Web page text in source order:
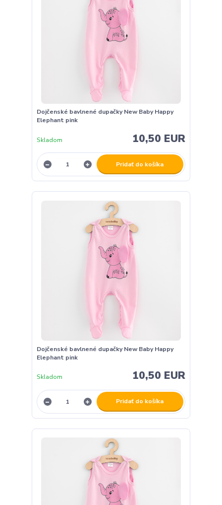
Dojčenské bavlnené dupačky New Baby Happy
Elephant pink
10,50 EUR
Skladom
Pridať do košíka
Dojčenské bavlnené dupačky New Baby Happy
Elephant pink
10,50 EUR
Skladom
Pridať do košíka